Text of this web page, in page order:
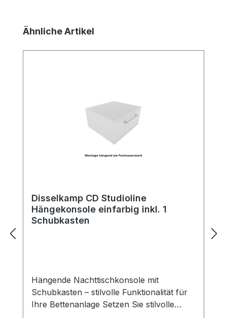
Produktgalerie überspringen
Ähnliche Artikel
Disselkamp CD Studioline
Hängekonsole einfarbig inkl. 1
Schubkasten
Hängende Nachttischkonsole mit
Schubkasten – stilvolle Funktionalität für
Ihre Bettenanlage Setzen Sie stilvolle